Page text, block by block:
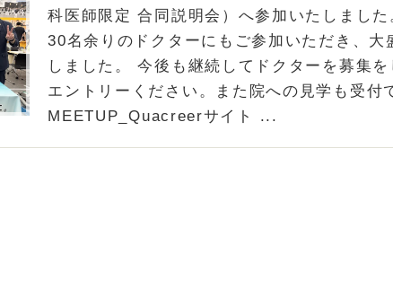
科医師限定 合同説明会）へ参加いたしまし
30名余りのドクターにもご参加いただき、大
しました。 今後も継続してドクターを募集
エントリーください。また院への見学も受付
MEETUP_Quacreerサイト ...